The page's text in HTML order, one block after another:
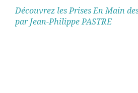
Découvrez les Prises En Main
par Jean-Philippe PASTRE